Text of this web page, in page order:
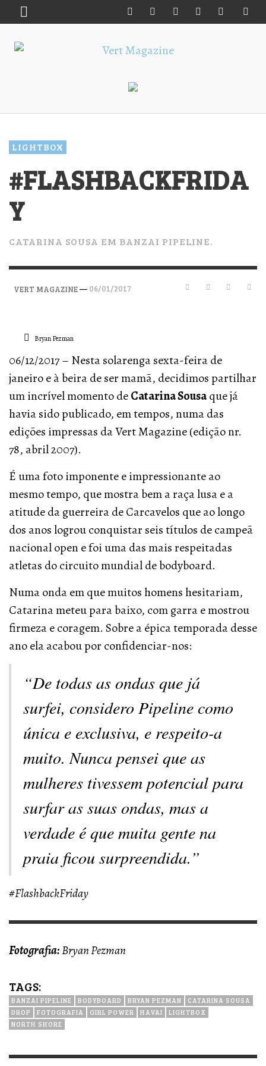
LIGHTBOX
#FLASHBACKFRIDA
Y
CATARINA SOUSA EM BANZAI PIPELINE.
VERT MAGAZINE— 06/01/2017
Bryan Pezman
06/12/2017 – Nesta solarenga sexta-feira de
janeiro e à beira de ser mamã, decidimos partilhar
um incrível momento deCatarina Sousaque já
havia sido publicado, em tempos, numa das
edições impressas da Vert Magazine (edição nr.
78, abril 2007).
É uma foto imponente e impressionante ao
mesmo tempo, que mostra bem a raça lusa e a
atitude da guerreira de Carcavelos que ao longo
dos anos logrou conquistar seis títulos de campeã
nacional open e foi uma das mais respeitadas
atletas do circuito mundial de bodyboard.
Numa onda em que muitos homens hesitariam,
Catarina meteu para baixo, com garra e mostrou
firmeza e coragem. Sobre a épica temporada desse
ano ela acabou por confidenciar-nos:
“De todas as ondas que já
surfei, considero Pipeline como
única e exclusiva, e respeito-a
muito. Nunca pensei que as
mulheres tivessem potencial para
surfar as suas ondas, mas a
verdade é que muita gente na
praia ficou surpreendida.”
#FlashbackFriday
Fotografia:Bryan Pezman
TAGS:
BANZAI PIPELINE BODYBOARD BRYAN PEZMAN
CATARINA SOUSA
DROP
FOTOGRAFIA GIRL POWER HAVAI
LIGHTBOX
NORTH SHORE